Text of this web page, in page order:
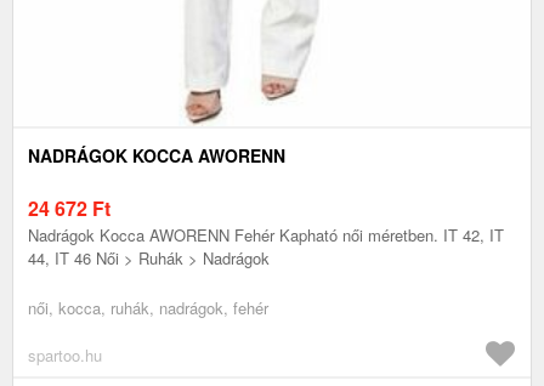
NADRÁGOK KOCCA AWORENN
24 672 Ft
Nadrágok Kocca AWORENN Fehér Kapható női méretben. IT 42, IT
44, IT 46 Női > Ruhák > Nadrágok
női, kocca, ruhák, nadrágok, fehér
spartoo.hu